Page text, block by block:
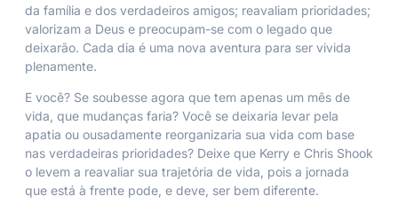
da família e dos verdadeiros amigos; reavaliam prioridades;
valorizam a Deus e preocupam-se com o legado que
deixarão. Cada dia é uma nova aventura para ser vivida
plenamente.
E você? Se soubesse agora que tem apenas um mês de
vida, que mudanças faria? Você se deixaria levar pela
apatia ou ousadamente reorganizaria sua vida com base
nas verdadeiras prioridades? Deixe que Kerry e Chris Shook
o levem a reavaliar sua trajetória de vida, pois a jornada
que está à frente pode, e deve, ser bem diferente.